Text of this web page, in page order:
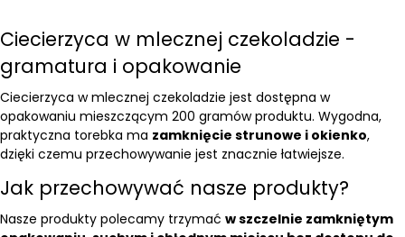
Ciecierzyca w mlecznej czekoladzie -
gramatura i opakowanie
Ciecierzyca w mlecznej czekoladzie jest dostępna w
opakowaniu mieszczącym 200 gramów produktu. Wygodna,
praktyczna torebka ma zamknięcie strunowe i okienko,
dzięki czemu przechowywanie jest znacznie łatwiejsze.
Jak przechowywać nasze produkty?
Nasze produkty polecamy trzymać w szczelnie zamkniętym